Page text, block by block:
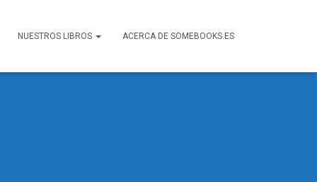
NUESTROS LIBROS ACERCA DE SOMEBOOKS.ES